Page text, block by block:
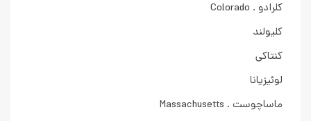
کلرادو . Colorado
کلیولند
کنتاکی
لوئیزیانا
ماساچوست . Massachusetts